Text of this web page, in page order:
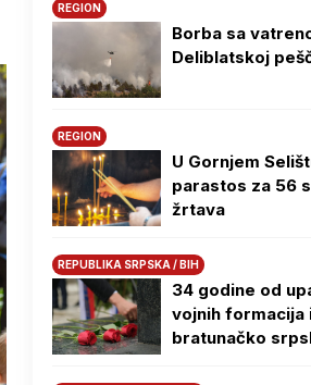
REGION
Borba sa
Deliblatskoj
REGION
U Gornjem
parastos za 56
žrtava
REPUBLIKA SRPSKA / BIH
34 godine od
vojnih formacija
bratunačko